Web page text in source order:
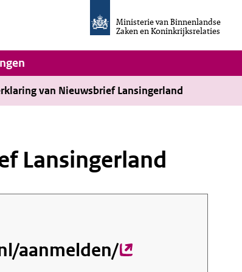
Ministerie van Binnenlandse
Zaken en Koninkrijksrelaties
van
Invulassistent
Toegankelijkheidsverklaring
van Nieuwsbrief Lansingerland
Lansingerland
aanmelden/(externe